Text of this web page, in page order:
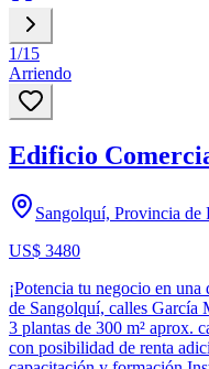
1/15
Arriendo
Edificio
Sangolquí, Provincia de
US$ 3480
¡Potencia tu negocio en
de Sangolquí, calles García
3 plantas de 300 m² aprox.
con posibilidad de renta